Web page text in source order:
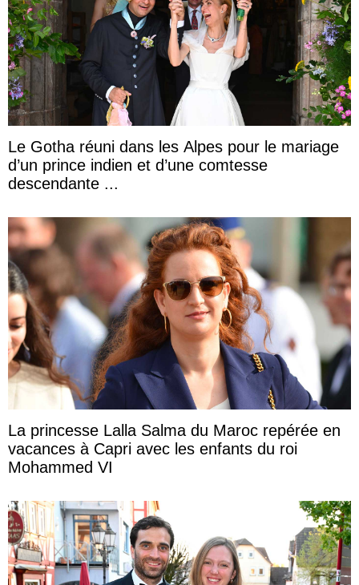
Le Gotha réuni dans les Alpes pour le mariage
d’un prince indien et d’une comtesse
descendante ...
La princesse Lalla Salma du Maroc repérée en
vacances à Capri avec les enfants du roi
Mohammed VI